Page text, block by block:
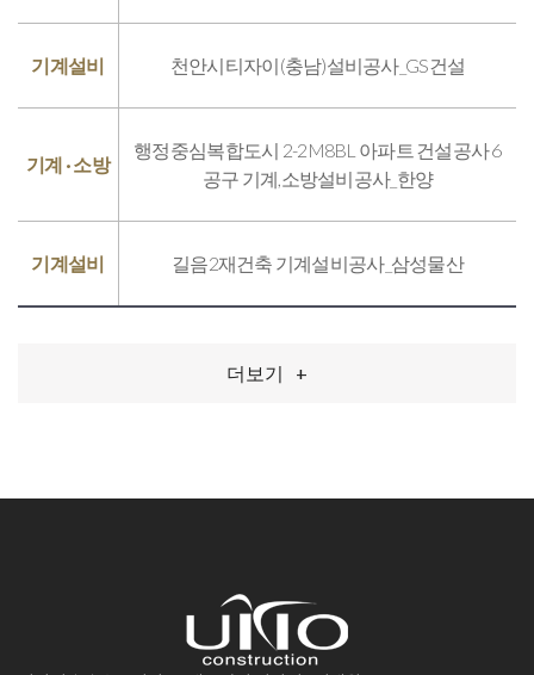
기계설비 천안시티자이(충남)설비공사_GS건설
기계 · 소방
행정중심복합도시 2-2M8BL 아파트 건설공사 6
공구 기계,소방설비공사_한양
기계설비 길음2재건축 기계설비공사_삼성물산
더보기 +